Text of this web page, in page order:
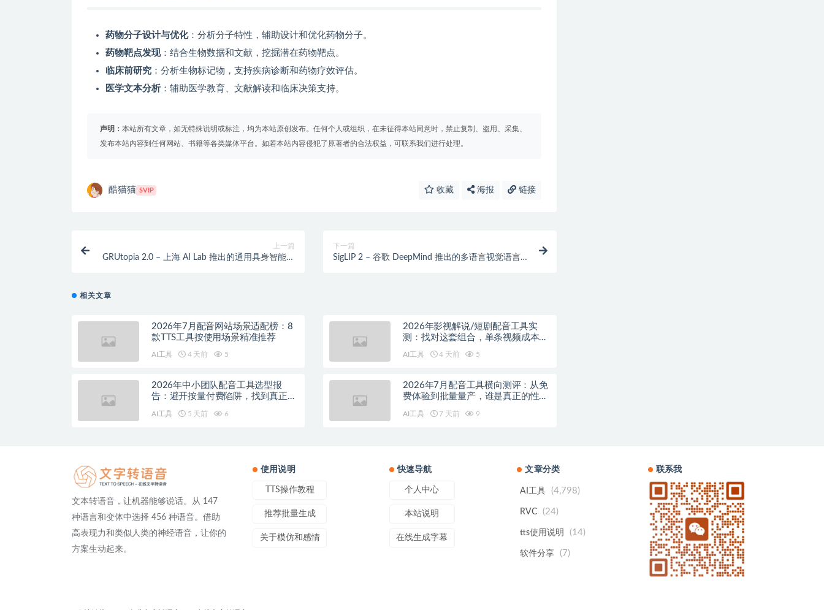
药物分子设计与优化：分析分子特性，辅助设计和优化药物分子。
药物靶点发现：结合生物数据和文献，挖掘潜在药物靶点。
临床前研究 ：分析生物标记物，支持疾病诊断和药物疗效评估。
医学文本分析 ：辅助医学教育、文献解读和临床决策支持。
声明： 本站所有文章，如无特殊说明或标注，均为本站原创发布。任何个人或组织，在未征得本站同意时，禁止复制、盗用、采集、
发布本站内容到任何网站、书籍等各类媒体平台。如若本站内容侵犯了原著者的合法权益，可联系我们进行处理。
酷猫猫 SVIP 收藏 海报 链接
上一篇
GRUtopia 2.0 – 上海 AI Lab 推出的通用具身智能仿
下一篇
SigLIP 2 – 谷歌 DeepMind 推出的多语言视觉语言
相关文章
2026年7月配音网站场景适配榜：8
款TTS工具按使用场景精准推荐
AI工具 4 天前 5
2026年影视解说/短剧配音工具实
测：找对这套组合，单条视频成本直
AI工具 4 天前 5
2026年中小团队配音工具选型报
告：避开按量付费陷阱，找到真正的
AI工具 5 天前 6
2026年7月配音工具横向测评：从免
费体验到批量量产，谁是真正的性价
AI工具 7 天前 9
文本转语音，让机器能够说话。从 147
种语言和变体中选择 456 种语音。借助
高表现力和类似人类的神经语音，让你的
方案生动起来。
使用说明
TTS操作教程
推荐批量生成
关于模仿和感情
快速导航
个人中心
本站说明
在线生成字幕
文章分类
AI工具 (4,798)
RVC (24)
tts使用说明 (14)
软件分享 (7)
联系我